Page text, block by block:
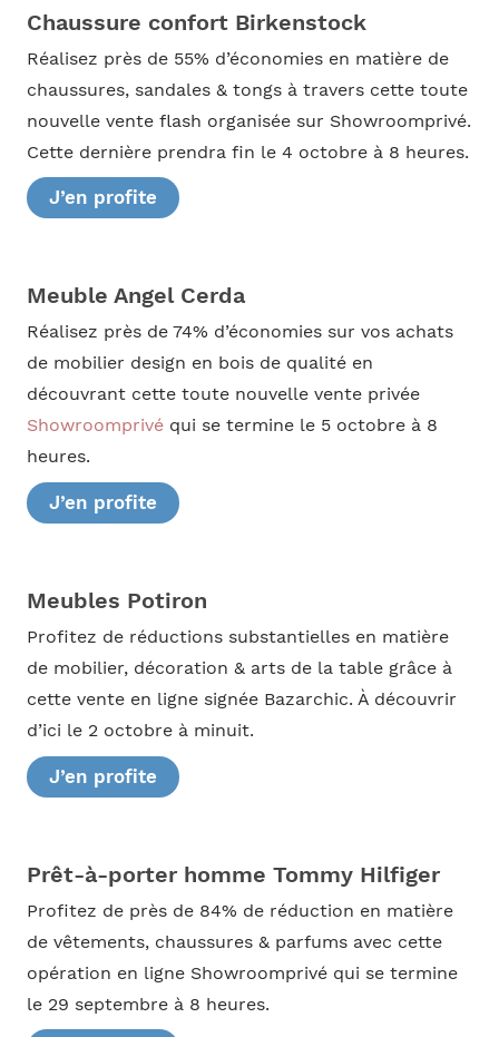
Chaussure confort Birkenstock
Réalisez près de 55% d’économies en matière de
chaussures, sandales & tongs à travers cette toute
nouvelle vente flash organisée sur Showroomprivé.
Cette dernière prendra fin le 4 octobre à 8 heures.
J’en profite
Meuble Angel Cerda
Réalisez près de 74% d’économies sur vos achats
de mobilier design en bois de qualité en
découvrant cette toute nouvelle vente privée
Showroomprivéqui se termine le 5 octobre à 8
heures.
J’en profite
Meubles Potiron
Profitez de réductions substantielles en matière
de mobilier, décoration & arts de la table grâce à
cette vente en ligne signée Bazarchic. À découvrir
d’ici le 2 octobre à minuit.
J’en profite
Prêt-à-porter homme Tommy Hilfiger
Profitez de près de 84% de réduction en matière
de vêtements, chaussures & parfums avec cette
opération en ligne Showroomprivé qui se termine
le 29 septembre à 8 heures.